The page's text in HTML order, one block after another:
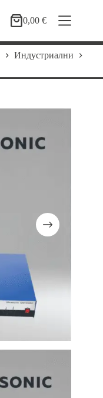
Shopping
0,00€
Индустриални